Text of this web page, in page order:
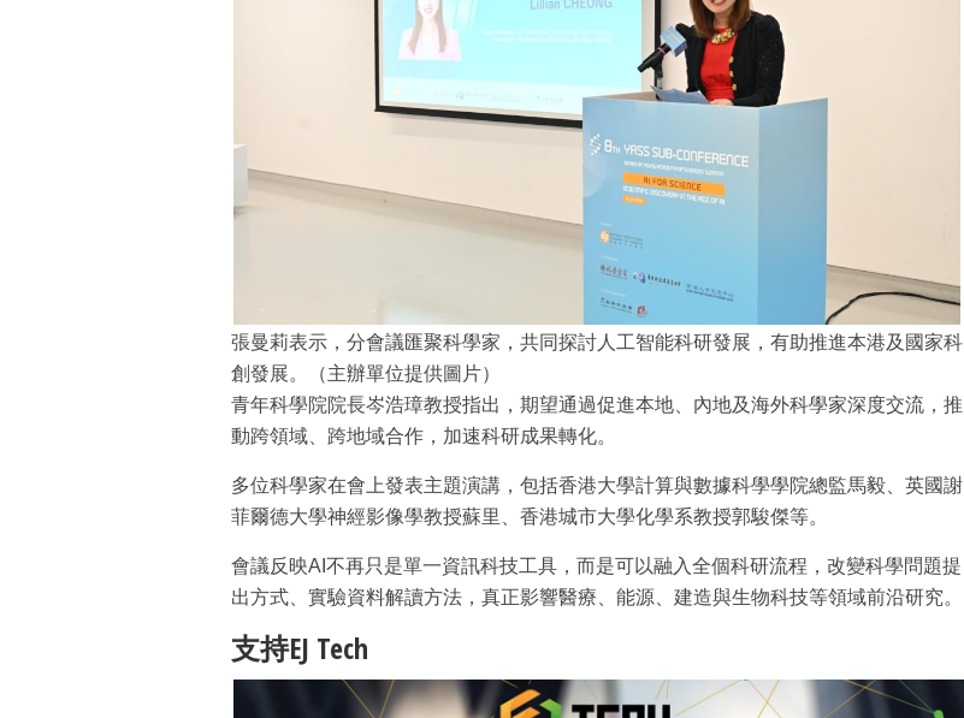
張曼莉表示，分會議匯聚科學家，共同探討人工智能科研發展，有助推進本港及國家科
創發展。（主辦單位提供圖片）
青年科學院院長岑浩璋教授指出，期望通過促進本地、內地及海外科學家深度交流，推
動跨領域、跨地域合作，加速科研成果轉化。
多位科學家在會上發表主題演講，包括香港大學計算與數據科學學院總監馬毅、英國謝
菲爾德大學神經影像學教授蘇里、香港城市大學化學系教授郭駿傑等。
會議反映AI不再只是單一資訊科技工具，而是可以融入全個科研流程，改變科學問題提
出方式、實驗資料解讀方法，真正影響醫療、能源、建造與生物科技等領域前沿研究。
支持EJ Tech